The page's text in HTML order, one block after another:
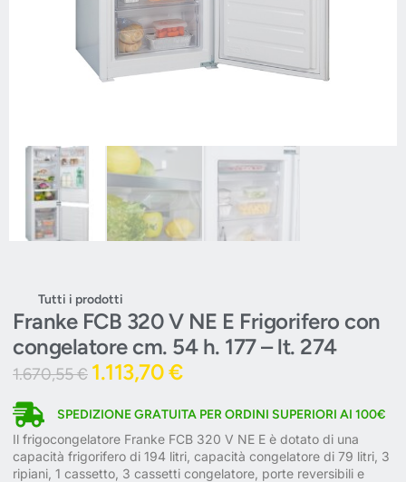
Tutti i prodotti
Franke FCB 320 V NE E Frigorifero con
congelatore cm. 54 h. 177 – lt. 274
1.670,55€ 1.113,70€
SPEDIZIONE GRATUITA PER ORDINI SUPERIORI AI 100€
Il frigocongelatore Franke FCB 320 V NE E è dotato di una
capacità frigorifero di 194 litri, capacità congelatore di 79 litri, 3
ripiani, 1 cassetto, 3 cassetti congelatore, porte reversibili e